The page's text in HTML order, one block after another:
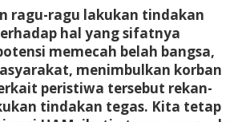
ragu-ragu lakukan tindakan
hal yang sifatnya
memecah belah bangsa,
menimbulkan korban
peristiwa tersebut rekan-
tindakan tegas. Kita tetap